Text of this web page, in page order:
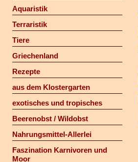
Aquaristik
Terraristik
Tiere
Griechenland
Rezepte
aus dem Klostergarten
exotisches und tropisches
Beerenobst / Wildobst
Nahrungsmittel-Allerlei
Faszination Karnivoren und
Moor